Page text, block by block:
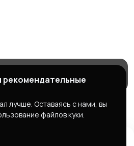
маркетплейс
рекомендательные
лучше. Оставаясь с нами, вы
файлов куки.